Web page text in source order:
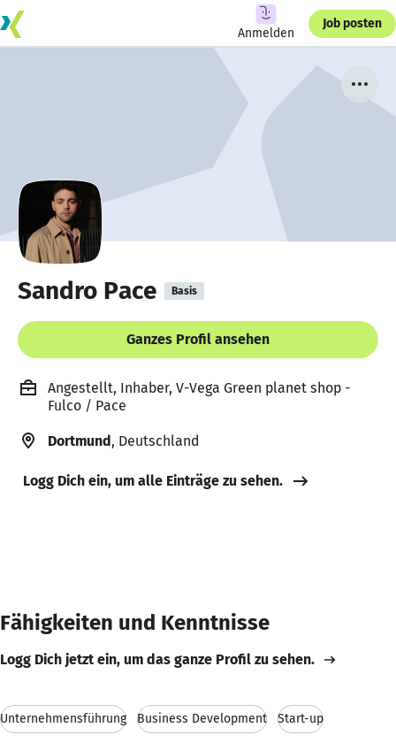
Anmelden
Job posten
Sandro Pace Basis
Ganzes Profil ansehen
Angestellt, Inhaber, V-Vega Green planet shop -
Fulco / Pace
Dortmund, Deutschland
Logg Dich ein, um alle Einträge zu sehen.
Fähigkeiten und Kenntnisse
Logg Dich jetzt ein, um das ganze Profil zu sehen.
Unternehmensführung Business Development Start-up